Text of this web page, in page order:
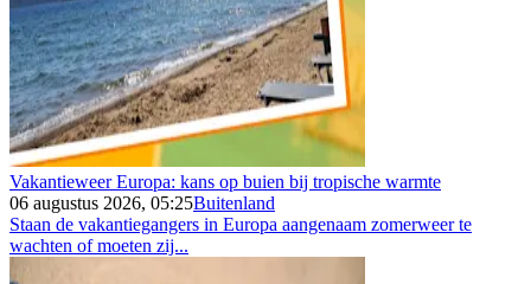
Vakantieweer Europa: kans op buien bij tropische warmte
06 augustus 2026, 05:25Buitenland
Staan de vakantiegangers in Europa aangenaam zomerweer te
wachten of moeten zij...